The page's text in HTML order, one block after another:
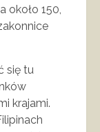
około 150,
się tu
krajami.